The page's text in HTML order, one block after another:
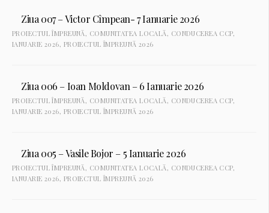
Ziua 007 – Victor Cîmpean- 7 Ianuarie 2026
PROIECTUL ÎMPREUNĂ, COMUNITATEA LOCALĂ, CONDUCEREA CCP,
IANUARIE 2026, PROIECTUL ÎMPREUNĂ 2026
Ziua 006 – Ioan Moldovan – 6 Ianuarie 2026
PROIECTUL ÎMPREUNĂ, COMUNITATEA LOCALĂ, CONDUCEREA CCP,
IANUARIE 2026, PROIECTUL ÎMPREUNĂ 2026
Ziua 005 – Vasile Bojor – 5 Ianuarie 2026
PROIECTUL ÎMPREUNĂ, COMUNITATEA LOCALĂ, CONDUCEREA CCP,
IANUARIE 2026, PROIECTUL ÎMPREUNĂ 2026